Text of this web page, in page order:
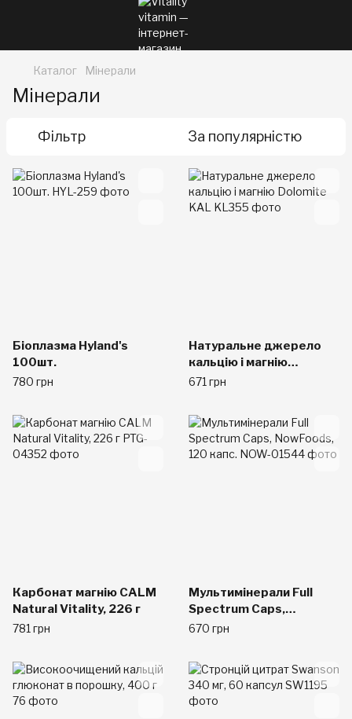
Каталог Мінерали
Мінерали
Фільтр За популярністю
Біоплазма Hyland's
100шт.
780 грн
Натуральне джерело
кальцію і магнію
Dolomite KAL
671 грн
Карбонат магнію CALM
Natural Vitality, 226 г
781 грн
Мультимінерали Full
Spectrum Caps,
NowFoods, 120 капс.
670 грн